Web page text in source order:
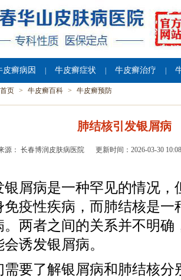
皮癣病因 牛皮癣症状 牛皮癣治疗
首页 > 牛皮癣百科 > 牛皮癣预防
肺结核引发银屑病
源： 长春博润皮肤病医院 更新时间：2026-03-30
银屑病是一种罕见的情况，
免疫性疾病，而肺结核是一
。两者之间的关系并不明确
诱发银屑病。
需要了解银屑病和肺结核分